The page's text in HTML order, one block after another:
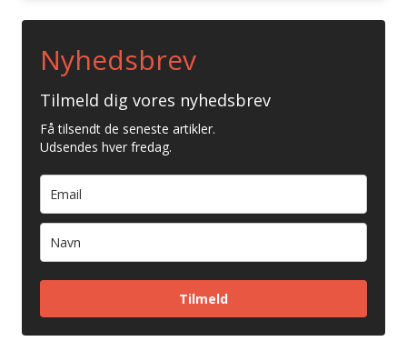
Nyhedsbrev
Tilmeld dig vores nyhedsbrev
Få tilsendt de seneste artikler.
Udsendes hver fredag.
Tilmeld